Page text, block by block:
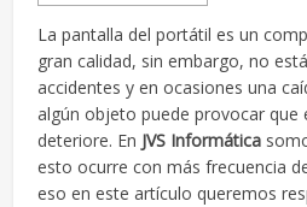
La pantalla del portátil es un
gran calidad, sin embargo, no
accidentes y en ocasiones una
algún objeto puede provocar que
deteriore. En JVS Informática
esto ocurre con más frecuencia
eso en este artículo queremos